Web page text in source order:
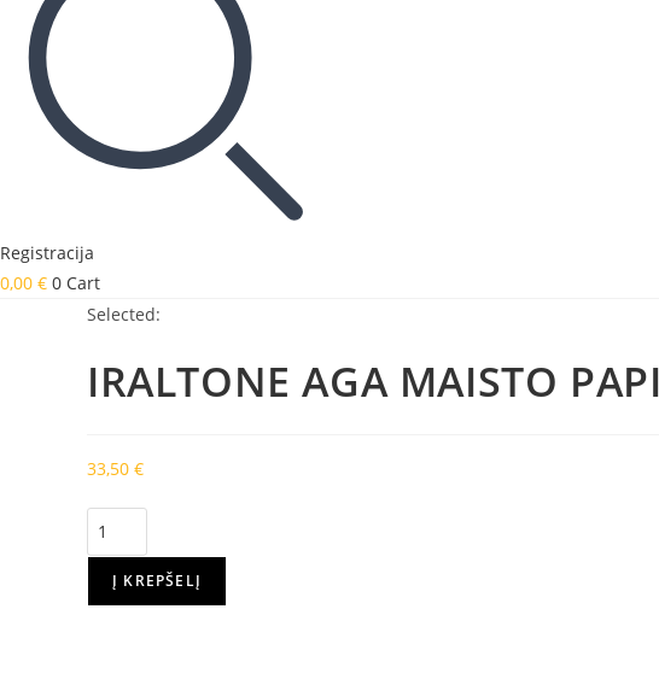
Registracija
0,00 € 0 Cart
Selected:
IRALTONE AGA MAISTO
33,50 €
produkto
kiekis:
IRALTONE
AGA
Į KREPŠELĮ